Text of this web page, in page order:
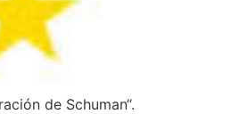
de Schuman“.